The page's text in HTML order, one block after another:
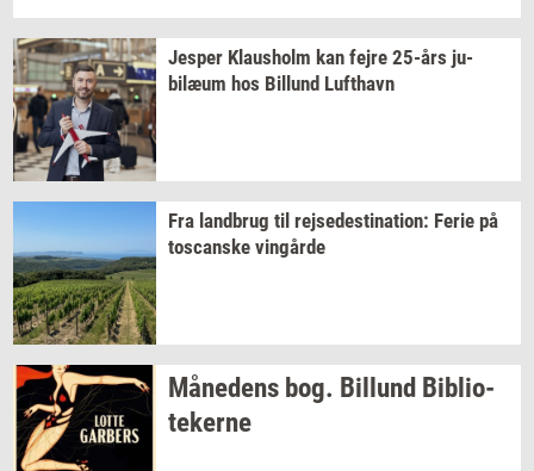
Jes­per Klaus­holm kan fejre 25-års ju­
bilæum hos Bil­lund Luft­havn
Fra land­brug til rej­se­desti­na­tion: Ferie på
toscan­ske vin­går­de
Må­ne­dens bog. Bil­lund Bi­bli­o­
te­ker­ne